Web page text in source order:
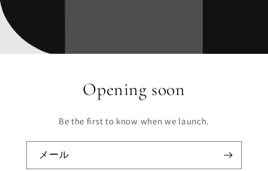
Opening soon
Be the first to know when we launch.
メール